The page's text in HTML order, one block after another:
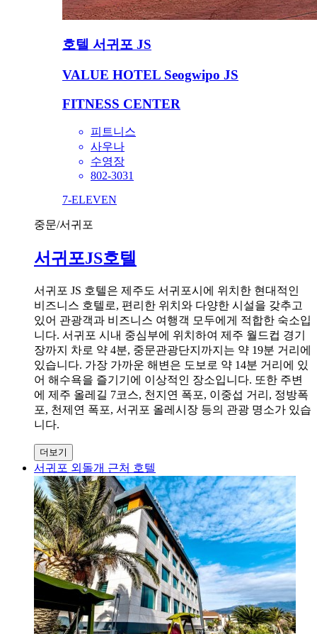
호텔 서귀포 JS
VALUE HOTEL Seogwipo JS
FITNESS CENTER
피트니스
사우나
수영장
802-3031
7-ELEVEN
중문/서귀포
서귀포JS호텔
서귀포 JS 호텔은 제주도 서귀포시에 위치한 현대적인
비즈니스 호텔로, 편리한 위치와 다양한 시설을 갖추고
있어 관광객과 비즈니스 여행객 모두에게 적합한 숙소입
니다. 서귀포 시내 중심부에 위치하여 제주 월드컵 경기
장까지 차로 약 4분, 중문관광단지까지는 약 19분 거리에
있습니다. 가장 가까운 해변은 도보로 약 14분 거리에 있
어 해수욕을 즐기기에 이상적인 장소입니다. 또한 주변
에 제주 올레길 7코스, 천지연 폭포, 이중섭 거리, 정방폭
포, 천제연 폭포, 서귀포 올레시장 등의 관광 명소가 있습
니다.
더보기
서귀포 외돌개 근처 호텔